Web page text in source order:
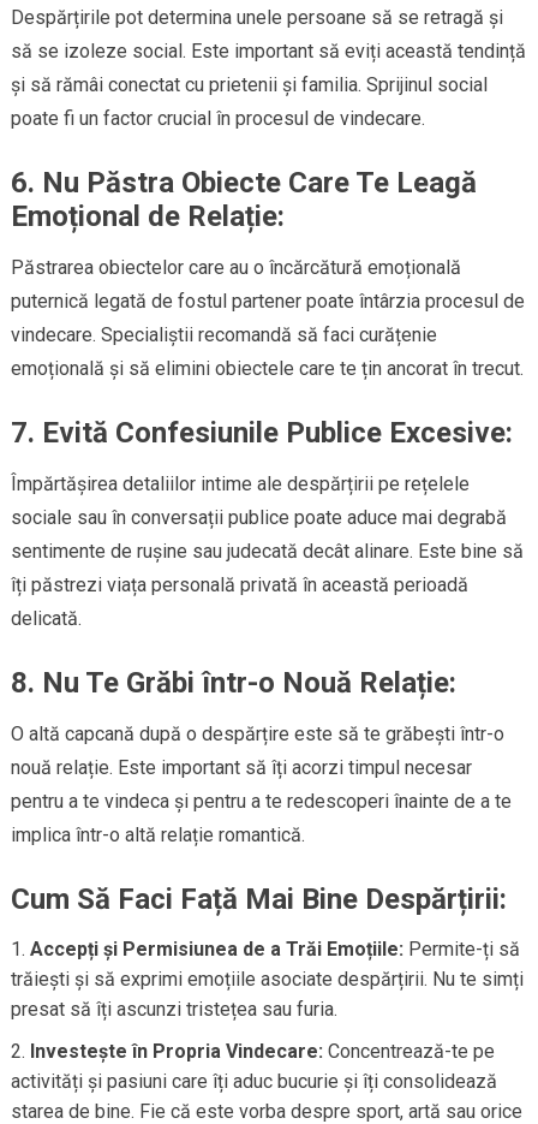
Despărțirile pot determina unele persoane să se retragă și
să se izoleze social. Este important să eviți această tendință
și să rămâi conectat cu prietenii și familia. Sprijinul social
poate fi un factor crucial în procesul de vindecare.
6. Nu Păstra Obiecte Care Te Leagă
Emoțional de Relație:
Păstrarea obiectelor care au o încărcătură emoțională
puternică legată de fostul partener poate întârzia procesul de
vindecare. Specialiștii recomandă să faci curățenie
emoțională și să elimini obiectele care te țin ancorat în trecut.
7. Evită Confesiunile Publice Excesive:
Împărtășirea detaliilor intime ale despărțirii pe rețelele
sociale sau în conversații publice poate aduce mai degrabă
sentimente de rușine sau judecată decât alinare. Este bine să
îți păstrezi viața personală privată în această perioadă
delicată.
8. Nu Te Grăbi într-o Nouă Relație:
O altă capcană după o despărțire este să te grăbești într-o
nouă relație. Este important să îți acorzi timpul necesar
pentru a te vindeca și pentru a te redescoperi înainte de a te
implica într-o altă relație romantică.
Cum Să Faci Față Mai Bine Despărțirii:
Accepți și Permisiunea de a Trăi Emoțiile: Permite-ți să
trăiești și să exprimi emoțiile asociate despărțirii. Nu te simți
presat să îți ascunzi tristețea sau furia.
Investește în Propria Vindecare: Concentrează-te pe
activități și pasiuni care îți aduc bucurie și îți consolidează
starea de bine. Fie că este vorba despre sport, artă sau orice